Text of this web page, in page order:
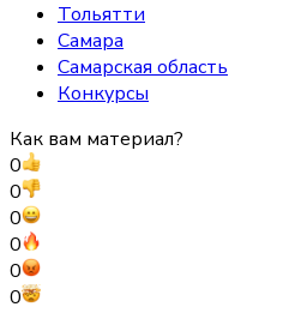
Тольятти
Самара
Самарская область
Конкурсы
Как вам материал?
0
0
0
0
0
0